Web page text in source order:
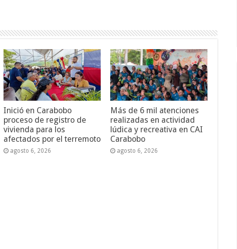
Inició en Carabobo
proceso de registro de
vivienda para los
afectados por el terremoto
agosto 6, 2026
Más de 6 mil atenciones
realizadas en actividad
lúdica y recreativa en CAI
Carabobo
agosto 6, 2026